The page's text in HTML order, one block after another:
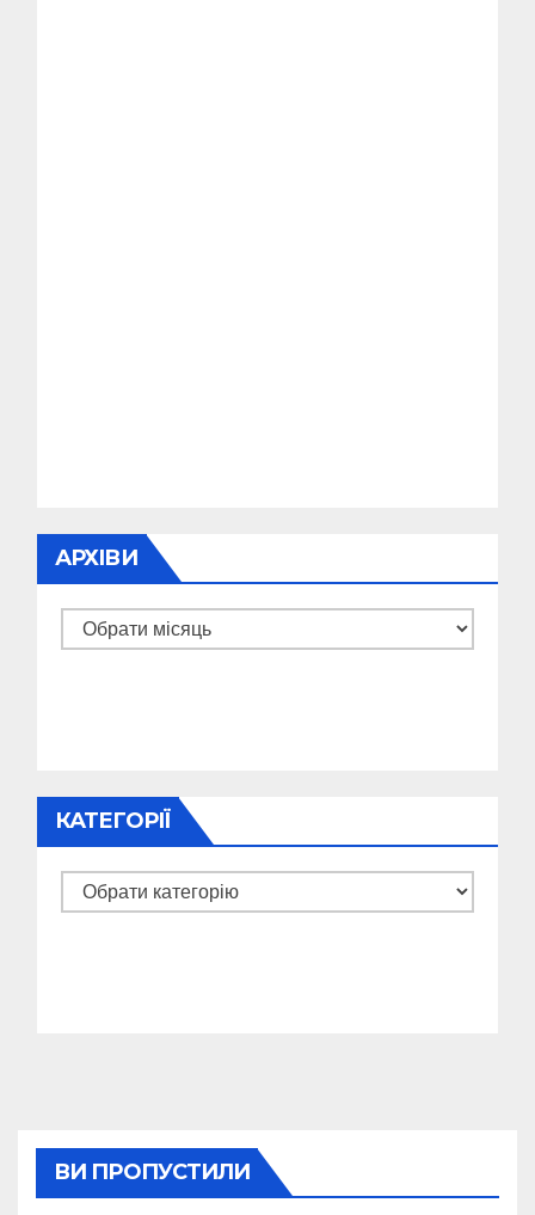
АРХІВИ
Архіви
КАТЕГОРІЇ
Категорії
ВИ ПРОПУСТИЛИ